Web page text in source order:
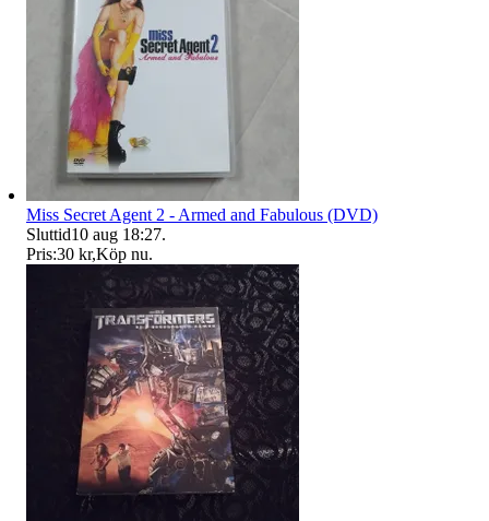
Miss Secret Agent 2 - Armed and Fabulous (DVD)
Sluttid10 aug 18:27.
Pris:30 kr,Köp nu.